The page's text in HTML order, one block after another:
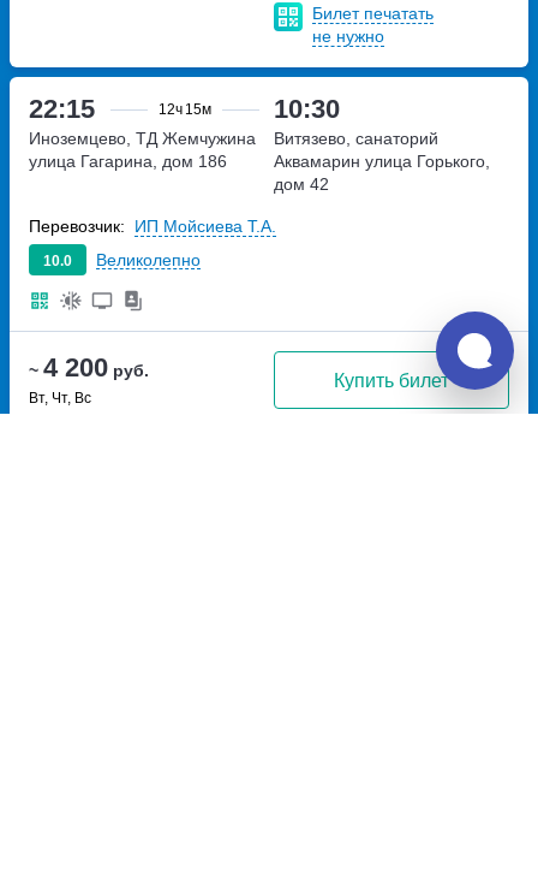
Билет печатать
не нужно
22:15 12ч 15м 10:30
~ 4 200 руб.
Вт, Чт, Вс
Купить билет
Иноземцево, ТД Жемчужина
улица Гагарина, дом 186
Витязево, санаторий
Аквамарин улица Горького,
дом 42
10.0 Великолепно
Перевозчик: ИП Мойсиева Т.А.